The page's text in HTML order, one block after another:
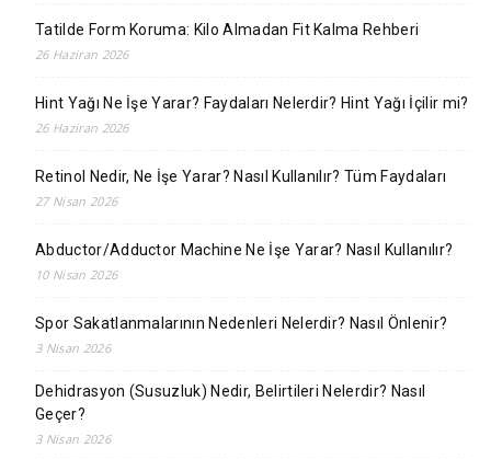
Tatilde Form Koruma: Kilo Almadan Fit Kalma Rehberi
26 Haziran 2026
Hint Yağı Ne İşe Yarar? Faydaları Nelerdir? Hint Yağı İçilir mi?
26 Haziran 2026
Retinol Nedir, Ne İşe Yarar? Nasıl Kullanılır? Tüm Faydaları
27 Nisan 2026
Abductor/Adductor Machine Ne İşe Yarar? Nasıl Kullanılır?
10 Nisan 2026
Spor Sakatlanmalarının Nedenleri Nelerdir? Nasıl Önlenir?
3 Nisan 2026
Dehidrasyon (Susuzluk) Nedir, Belirtileri Nelerdir? Nasıl
Geçer?
3 Nisan 2026